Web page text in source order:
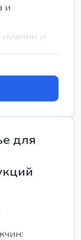
и
мужчин и
для